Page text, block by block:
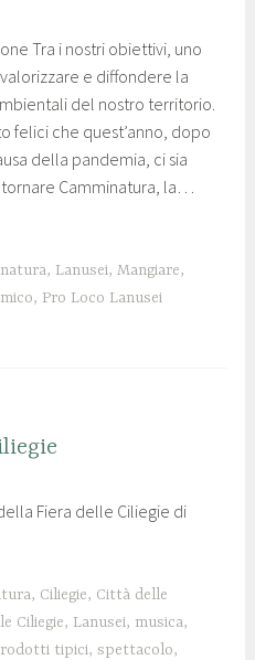
Tra i nostri obiettivi, uno
e diffondere la
del nostro territorio.
felici che quest’anno, dopo
della pandemia, ci sia
Camminatura, la…
, Lanusei,Mangiare,
, Pro Loco Lanusei
Fiera delle Ciliegie di
, Ciliegie, Città delle
Ciliegie, Lanusei, musica,
tipici,spettacolo,